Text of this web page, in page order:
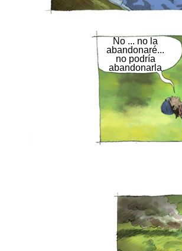
No ... no la
abandonaré...
no podría
abandonarla